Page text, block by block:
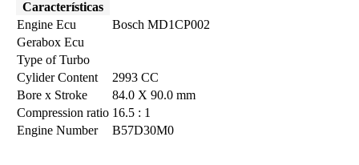
Características
Engine Ecu
Bosch MD1CP002
Gerabox Ecu
Type of Turbo
Cylider Content
2993 CC
Bore x Stroke
84.0 X 90.0 mm
Compression ratio 16.5 : 1
Engine Number
B57D30M0